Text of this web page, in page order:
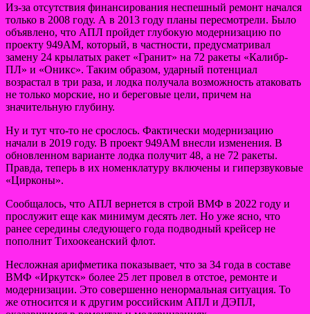
Из-за отсутствия финансирования неспешный ремонт начался
только в 2008 году. А в 2013 году планы пересмотрели. Было
объявлено, что АПЛ пройдет глубокую модернизацию по
проекту 949АМ, который, в частности, предусматривал
замену 24 крылатых ракет «Гранит» на 72 ракеты «Калибр-
ПЛ» и «Оникс». Таким образом, ударный потенциал
возрастал в три раза, и лодка получала возможность атаковать
не только морские, но и береговые цели, причем на
значительную глубину.
Ну и тут что-то не срослось. Фактически модернизацию
начали в 2019 году. В проект 949АМ внесли изменения. В
обновленном варианте лодка получит 48, а не 72 ракеты.
Правда, теперь в их номенклатуру включены и гиперзвуковые
«Цирконы».
Сообщалось, что АПЛ вернется в строй ВМФ в 2022 году и
прослужит еще как минимум десять лет. Но уже ясно, что
ранее середины следующего года подводный крейсер не
пополнит Тихоокеанский флот.
Несложная арифметика показывает, что за 34 года в составе
ВМФ «Иркутск» более 25 лет провел в отстое, ремонте и
модернизации. Это совершенно ненормальная ситуация. То
же относится и к другим российским АПЛ и ДЭПЛ,